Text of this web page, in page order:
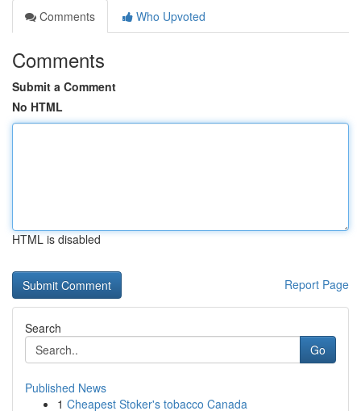
Comments
Who Upvoted
Comments
Submit a Comment
No HTML
HTML is disabled
Report Page
Search
Go
Published News
1 Cheapest Stoker's tobacco Canada